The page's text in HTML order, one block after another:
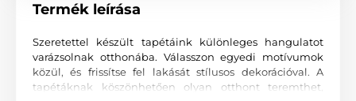
Termék leírása
Szeretettel készült tapétáink különleges hangulatot
varázsolnak otthonába. Válasszon egyedi motívumok
közül, és frissítse fel lakását stílusos dekorációval. A
tapétáknak köszönhetően olyan otthont teremthet,